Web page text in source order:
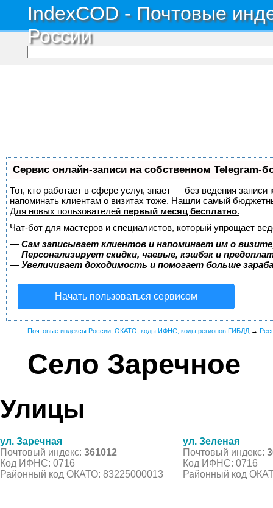
IndexCOD - Почтовые
России
Сервис онлайн-записи на собственном Telegram-
Тот, кто работает в сфере услуг, знает — без ведения
напоминать клиентам о визитах тоже. Нашли самый
Для новых пользователей первый месяц бесплатно.
Чат-бот для мастеров и специалистов, который упрощает
— Сам записывает клиентов и напоминает им о
— Персонализирует скидки, чаевые, кэшбэк и
— Увеличивает доходимость и помогает больше
Начать пользоваться сервисом
Почтовые индексы России, ОКАТО, коды ИФНС, коды регионов ГИБДД →
Село Заречное
Улицы
ул. Заречная
Почтовый индекс: 361012
Код ИФНС: 0716
Районный код ОКАТО: 83225000013
ул. Зеленая
Почтовый индекс:
Код ИФНС: 0716
Районный код